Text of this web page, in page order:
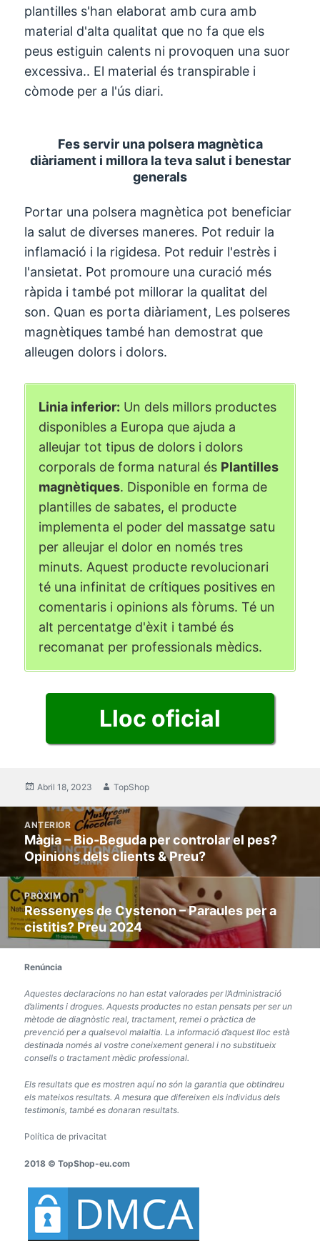
plantilles s'han elaborat amb cura amb
material d'alta qualitat que no fa que els
peus estiguin calents ni provoquen una suor
excessiva.. El material és transpirable i
còmode per a l'ús diari.
Fes servir una polsera magnètica
diàriament i millora la teva salut i benestar
generals
Portar una polsera magnètica pot beneficiar
la salut de diverses maneres. Pot reduir la
inflamació i la rigidesa. Pot reduir l'estrès i
l'ansietat. Pot promoure una curació més
ràpida i també pot millorar la qualitat del
son. Quan es porta diàriament, Les polseres
magnètiques també han demostrat que
alleugen dolors i dolors.
Linia inferior: Un dels millors productes
disponibles a Europa que ajuda a
alleujar tot tipus de dolors i dolors
corporals de forma natural és Plantilles
magnètiques. Disponible en forma de
plantilles de sabates, el producte
implementa el poder del massatge satu
per alleujar el dolor en només tres
minuts. Aquest producte revolucionari
té una infinitat de crítiques positives en
comentaris i opinions als fòrums. Té un
alt percentatge d'èxit i també és
recomanat per professionals mèdics.
Lloc oficial
posat
Abril 18, 2023 Autor
TopShop
Publica
navegació
ANTERIOR
Entrada
anterior:
Màgia – Bio-Beguda per controlar el pes?
Opinions dels clients & Preu?
PRÒXIM
Propera
publicació:
Ressenyes de Cystenon – Paraules per a
cistitis? Preu 2024
Renúncia
Aquestes declaracions no han estat valorades per l’Administració
d’aliments i drogues. Aquests productes no estan pensats per ser un
mètode de diagnòstic real, tractament, remei o pràctica de
prevenció per a qualsevol malaltia. La informació d’aquest lloc està
destinada només al vostre coneixement general i no substitueix
consells o tractament mèdic professional.
Els resultats que es mostren aquí no són la garantia que obtindreu
els mateixos resultats. A mesura que difereixen els individus dels
testimonis, també es donaran resultats.
Política de privacitat
2018 © TopShop-eu.com